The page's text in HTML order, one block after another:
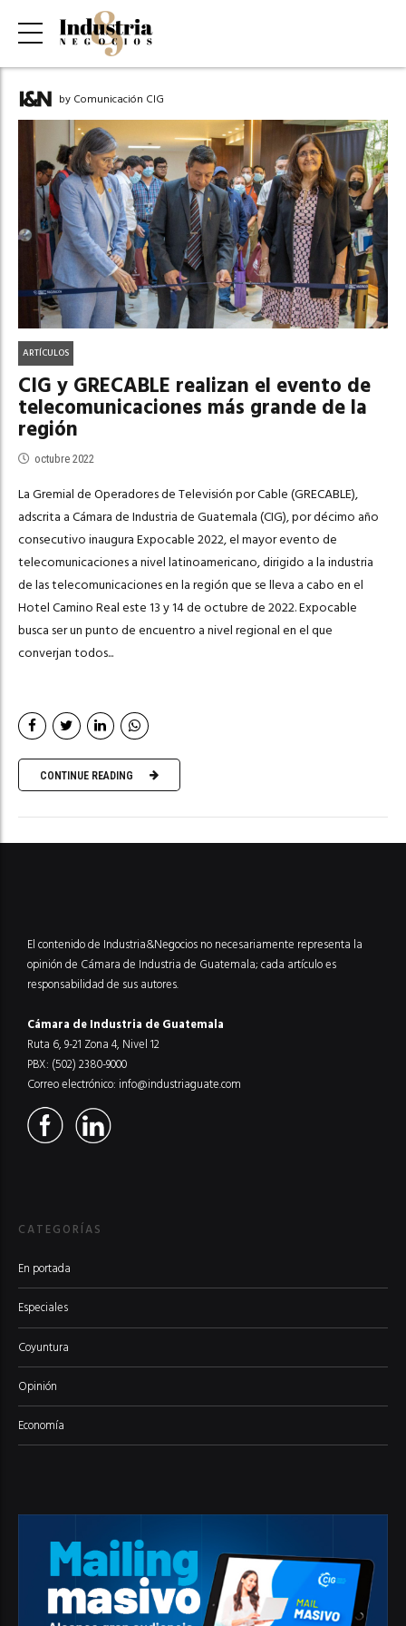
by Comunicación CIG
ARTÍCULOS
CIG y GRECABLE realizan el evento de
telecomunicaciones más grande de la
región
octubre 2022
La Gremial de Operadores de Televisión por Cable (GRECABLE),
adscrita a Cámara de Industria de Guatemala (CIG), por décimo año
consecutivo inaugura Expocable 2022, el mayor evento de
telecomunicaciones a nivel latinoamericano, dirigido a la industria
de las telecomunicaciones en la región que se lleva a cabo en el
Hotel Camino Real este 13 y 14 de octubre de 2022. Expocable
busca ser un punto de encuentro a nivel regional en el que
converjan todos...
CONTINUE READING
El contenido de Industria&Negocios no necesariamente representa la
opinión de Cámara de Industria de Guatemala; cada artículo es
responsabilidad de sus autores.
Cámara de Industria de Guatemala
Ruta 6, 9-21 Zona 4, Nivel 12
PBX: (502) 2380-9000
Correo electrónico: info@industriaguate.com
CATEGORÍAS
En portada
Especiales
Coyuntura
Opinión
Economía